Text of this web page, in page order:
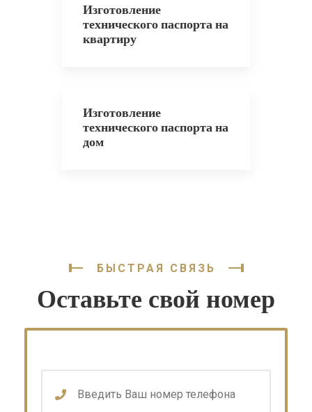
Изготовление
технического паспорта на
квартиру
Изготовление
технического паспорта на
дом
БЫСТРАЯ СВЯЗЬ
Оставьте свой номер